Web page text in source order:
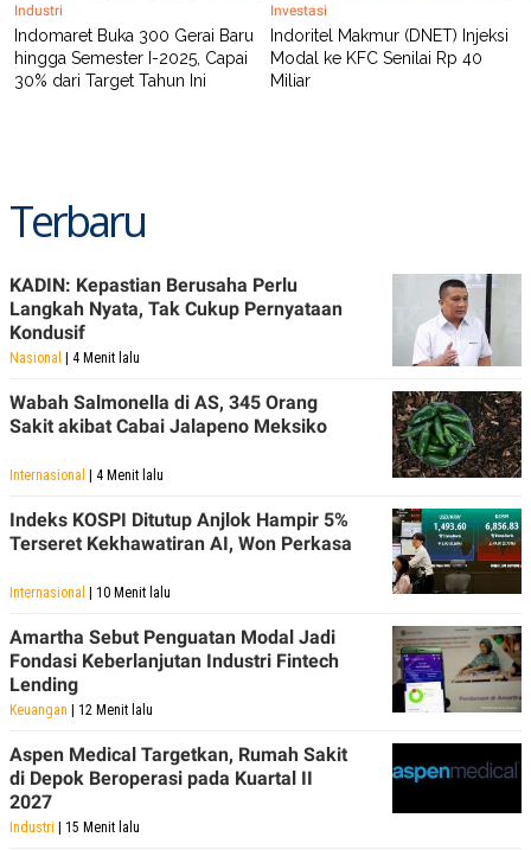
Industri
Indomaret Buka 300 Gerai Baru
hingga Semester I-2025, Capai
30% dari Target Tahun Ini
Investasi
Indoritel Makmur (DNET) Injeksi
Modal ke KFC Senilai Rp 40
Miliar
Terbaru
KADIN: Kepastian Berusaha Perlu
Langkah Nyata, Tak Cukup Pernyataan
Kondusif
Nasional | 4 Menit lalu
Wabah Salmonella di AS, 345 Orang
Sakit akibat Cabai Jalapeno Meksiko
Internasional | 4 Menit lalu
Indeks KOSPI Ditutup Anjlok Hampir 5%
Terseret Kekhawatiran AI, Won Perkasa
Internasional | 10 Menit lalu
Amartha Sebut Penguatan Modal Jadi
Fondasi Keberlanjutan Industri Fintech
Lending
Keuangan | 12 Menit lalu
Aspen Medical Targetkan, Rumah Sakit
di Depok Beroperasi pada Kuartal II
2027
Industri | 15 Menit lalu